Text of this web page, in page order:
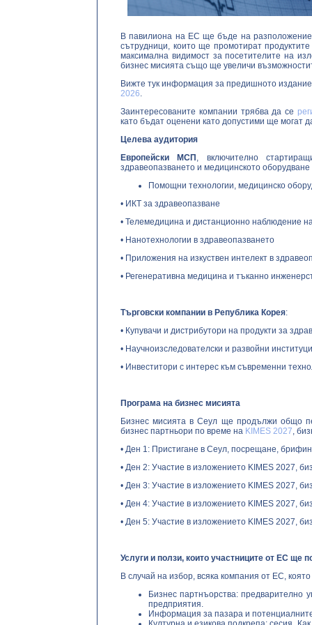
В павилиона на ЕС ще бъде на
сътрудници, които ще промотират
максимална видимост за посетителите на
бизнес мисията също ще увеличи
Вижте тук информация за предишното
2026.
Заинтересованите компании трябва да се
като бъдат оценени като допустими ще могат
Целева аудитория
Европейски МСП , включително
здравеопазването и медицинското
Помощни технологии, медицинско
• ИКТ за здравеопазване
• Телемедицина и дистанционно наблюдение
• Нанотехнологии в здравеопазването
• Приложения на изкуствен интелект в
• Регенеративна медицина и тъканно
Търговски компании в Република Корея:
• Купувачи и дистрибутори на продукти за
• Научноизследователски и развойни
• Инвеститори с интерес към съвременни
Програма на бизнес мисията
Бизнес мисията в Сеул ще продължи общо
бизнес партньори по време на KIMES 2027,
• Ден 1: Пристигане в Сеул, посрещане,
• Ден 2: Участие в изложението KIMES 2027,
• Ден 3: Участие в изложението KIMES 2027,
• Ден 4: Участие в изложението KIMES 2027,
• Ден 5: Участие в изложението KIMES 2027,
Услуги и ползи, които участниците от ЕС ще
В случай на избор, всяка компания от ЕС,
Бизнес партнъорства: предварително
предприятия.
Информация за пазара и